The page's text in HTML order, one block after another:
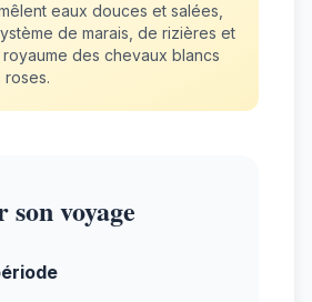
eaux douces et salées,
de marais, de rizières et
des chevaux blancs
roses.
voyage